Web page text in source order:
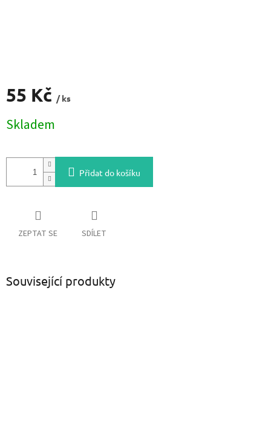
55 Kč / ks
cena:
Skladem
Přidat do košíku
ZEPTAT SE SDÍLET
Související produkty